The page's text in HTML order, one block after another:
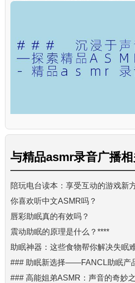
与精品asmr录音广播
陪玩电台读本：享受互动的游戏新
你喜欢听中文ASMR吗？
唇彩助眠真的有效吗？
震动助眠的原理是什么？****
助眠神器：这些食物帮你解决失眠
### 助眠新选择——FANCL助眠产
### 高能姐弟ASMR：声音的奇妙